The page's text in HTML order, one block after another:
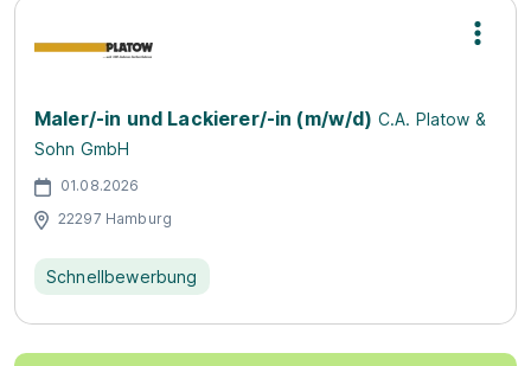
Maler/-in und Lackierer/-in (m/w/d) C.A. Platow &
Sohn GmbH
01.08.2026
22297 Hamburg
Schnellbewerbung